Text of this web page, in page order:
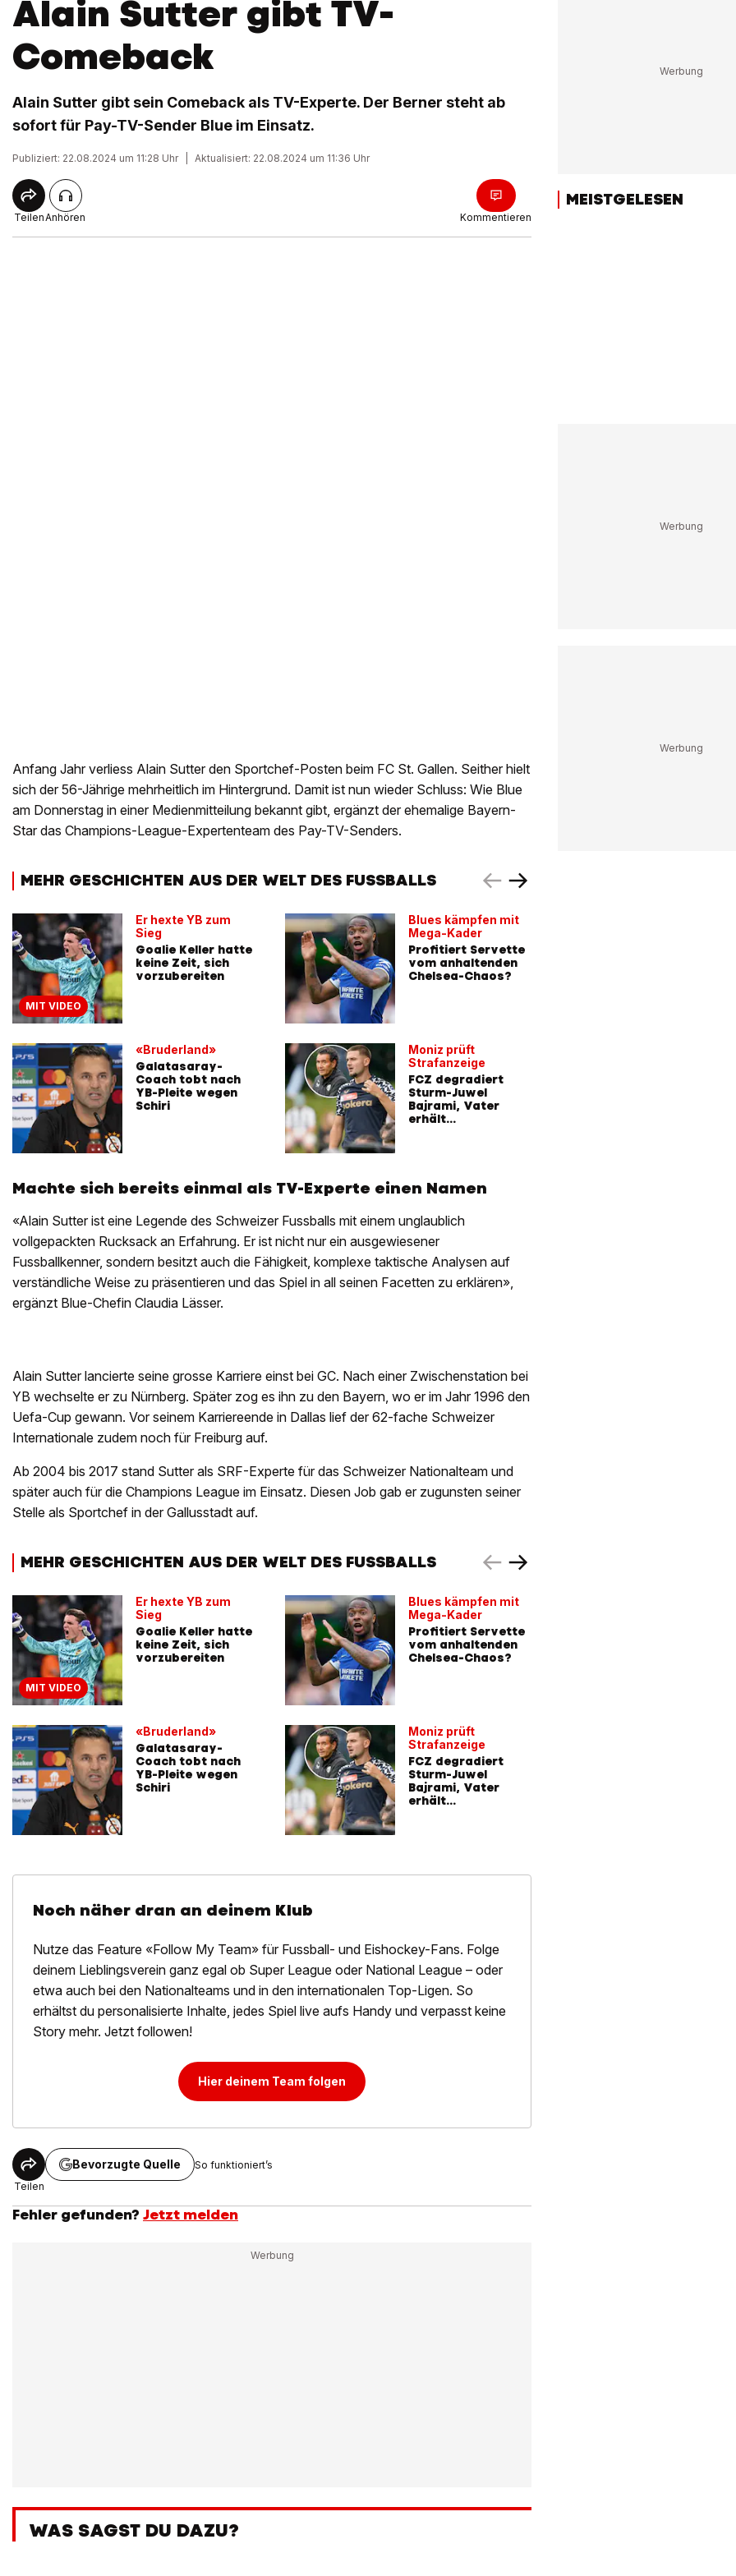
Alain Sutter gibt TV-
Comeback
Alain Sutter gibt sein Comeback als TV-Experte. Der Berner steht ab
sofort für Pay-TV-Sender Blue im Einsatz.
Publiziert: 22.08.2024 um 11:28 Uhr Aktualisiert: 22.08.2024 um 11:36 Uhr
TeilenAnhören Kommentieren
Anfang Jahr verliess Alain Sutter den Sportchef-Posten beim FC St. Gallen. Seither hielt
sich der 56-Jährige mehrheitlich im Hintergrund. Damit ist nun wieder Schluss: Wie Blue
am Donnerstag in einer Medienmitteilung bekannt gibt, ergänzt der ehemalige Bayern-
Star das Champions-League-Expertenteam des Pay-TV-Senders.
MEHR GESCHICHTEN AUS DER WELT DES FUSSBALLS
MIT VIDEO
Er hexte YB zum
Sieg
Goalie Keller hatte
keine Zeit, sich
vorzubereiten
«Bruderland»
Galatasaray-
Coach tobt nach
YB-Pleite wegen
Schiri
Blues kämpfen mit
Mega-Kader
Profitiert Servette
vom anhaltenden
Chelsea-Chaos?
Moniz prüft
Strafanzeige
FCZ degradiert
Sturm-Juwel
Bajrami, Vater
erhält
Machte sich bereits einmal als TV-Experte einen Namen
«Alain Sutter ist eine Legende des Schweizer Fussballs mit einem unglaublich
vollgepackten Rucksack an Erfahrung. Er ist nicht nur ein ausgewiesener
Fussballkenner, sondern besitzt auch die Fähigkeit, komplexe taktische Analysen auf
verständliche Weise zu präsentieren und das Spiel in all seinen Facetten zu erklären»,
ergänzt Blue-Chefin Claudia Lässer.
Alain Sutter lancierte seine grosse Karriere einst bei GC. Nach einer Zwischenstation bei
YB wechselte er zu Nürnberg. Später zog es ihn zu den Bayern, wo er im Jahr 1996 den
Uefa-Cup gewann. Vor seinem Karriereende in Dallas lief der 62-fache Schweizer
Internationale zudem noch für Freiburg auf.
Ab 2004 bis 2017 stand Sutter als SRF-Experte für das Schweizer Nationalteam und
später auch für die Champions League im Einsatz. Diesen Job gab er zugunsten seiner
Stelle als Sportchef in der Gallusstadt auf.
MEHR GESCHICHTEN AUS DER WELT DES FUSSBALLS
MIT VIDEO
Er hexte YB zum
Sieg
Goalie Keller hatte
keine Zeit, sich
vorzubereiten
«Bruderland»
Galatasaray-
Coach tobt nach
YB-Pleite wegen
Schiri
Blues kämpfen mit
Mega-Kader
Profitiert Servette
vom anhaltenden
Chelsea-Chaos?
Moniz prüft
Strafanzeige
FCZ degradiert
Sturm-Juwel
Bajrami, Vater
erhält
Noch näher dran an deinem Klub
Nutze das Feature «Follow My Team» für Fussball- und Eishockey-Fans. Folge
deinem Lieblingsverein ganz egal ob Super League oder National League – oder
etwa auch bei den Nationalteams und in den internationalen Top-Ligen. So
erhältst du personalisierte Inhalte, jedes Spiel live aufs Handy und verpasst keine
Story mehr. Jetzt followen!
Hier deinem Team folgen
Teilen
Bevorzugte Quelle So funktioniert’s
Fehler gefunden? Jetzt melden
WAS SAGST DU DAZU?
MEISTGELESEN